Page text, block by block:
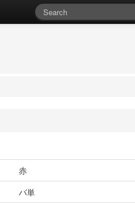
赤
バ単